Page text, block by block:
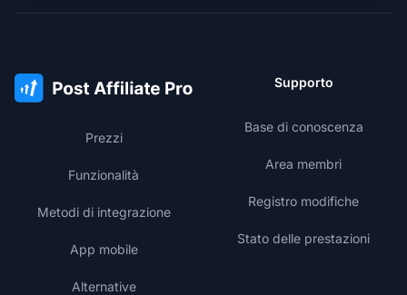
Prezzi
Funzionalità
Metodi di integrazione
App mobile
Alternative
Supporto
Base di conoscenza
Area membri
Registro modifiche
Stato delle prestazioni